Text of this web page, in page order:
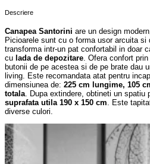
Descriere
Canapea Santorini are un design
Picioarele sunt cu o forma usor arcuita si
transforma intr-un pat confortabil in doar
cu lada de depozitare . Ofera confort
butonii de pe acestea si de pe brate dau
living. Este recomandata atat pentru
dimensiunea de: 225 cm lungime, 105
totala . Dupa extindere, obtineti un
suprafata utila 190 x 150 cm . Este
diverse culori.